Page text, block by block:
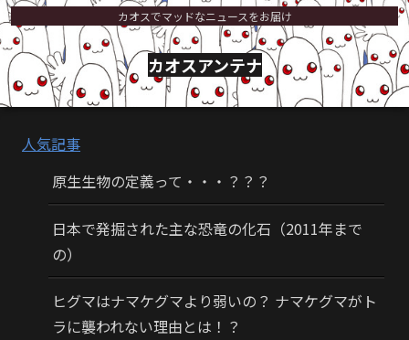
カオスでマッドなニュースをお届け
カオスアンテナ
人気記事
原生生物の定義って・・・？？？
日本で発掘された主な恐竜の化石（2011年まで
の）
ヒグマはナマケグマより弱いの？ ナマケグマがト
ラに襲われない理由とは！？